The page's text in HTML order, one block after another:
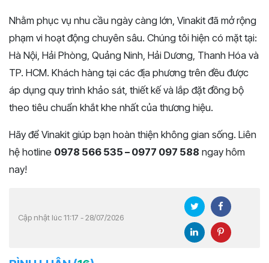
Nhằm phục vụ nhu cầu ngày càng lớn, Vinakit đã mở rộng
phạm vi hoạt động chuyên sâu. Chúng tôi hiện có mặt tại:
Hà Nội, Hải Phòng, Quảng Ninh, Hải Dương, Thanh Hóa và
TP. HCM. Khách hàng tại các địa phương trên đều được
áp dụng quy trình khảo sát, thiết kế và lắp đặt đồng bộ
theo tiêu chuẩn khắt khe nhất của thương hiệu.
Hãy để Vinakit giúp bạn hoàn thiện không gian sống. Liên
hệ hotline 0978 566 535 – 0977 097 588 ngay hôm
nay!
Cập nhật lúc 11:17 - 28/07/2026